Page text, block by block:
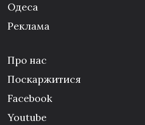
Одеса
Реклама
Про нас
Поскаржитися
Facebook
Youtube